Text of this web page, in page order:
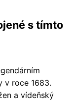
s tímto
v roce 1683.
a vídeňský